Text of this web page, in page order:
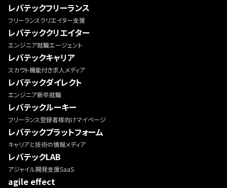
レバテックフリーランス
フリーランスクリエイター支援
レバテッククリエイター
エンジニア就職エージェント
レバテックキャリア
スカウト機能付き求人メディア
レバテックダイレクト
エンジニア新卒就職
レバテックルーキー
フリーランス登録者様向けマイページ
レバテックプラットフォーム
キャリアと技術の情報メディア
レバテックLAB
アジャイル開発支援SaaS
agile effect